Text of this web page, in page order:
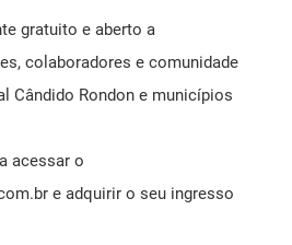
gratuito e aberto a
colaboradores e comunidade
Cândido Rondon e municípios
acessar o
e adquirir o seu ingresso